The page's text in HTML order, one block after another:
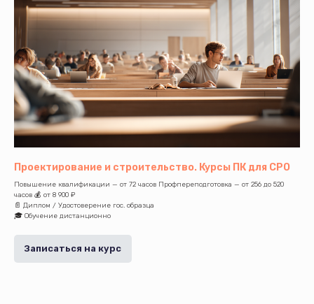
Проектирование и строительство. Курсы ПК для СРО
Повышение квалификации — от 72 часов Профпереподготовка — от 256 до 520
часов 💰 от 8 900 ₽
📄 Диплом / Удостоверение гос. образца
🎓 Обучение дистанционно
Записаться на курс